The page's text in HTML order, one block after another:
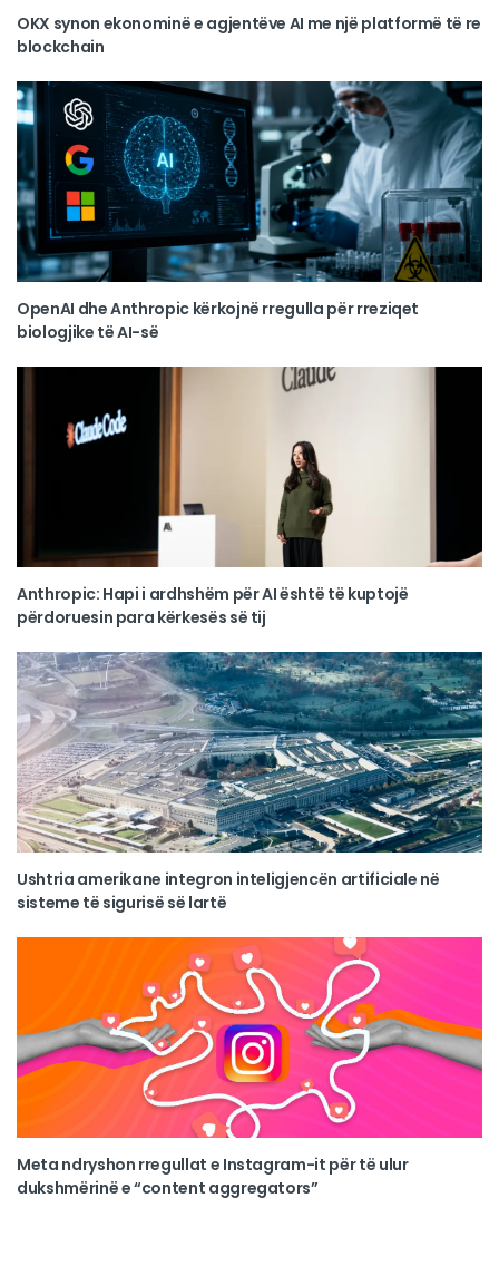
OKX synon ekonominë e agjentëve AI me një platformë të re
blockchain
OpenAI dhe Anthropic kërkojnë rregulla për rreziqet
biologjike të AI-së
Anthropic: Hapi i ardhshëm për AI është të kuptojë
përdoruesin para kërkesës së tij
Ushtria amerikane integron inteligjencën artificiale në
sisteme të sigurisë së lartë
Meta ndryshon rregullat e Instagram-it për të ulur
dukshmërinë e “content aggregators”